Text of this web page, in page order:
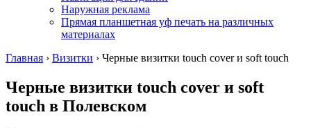
Наружная реклама
Прямая планшетная уф печать на различных
материалах
Главная › Визитки › Черные визитки touch cover и soft touch
Черные визитки touch cover и soft
touch в Полевском